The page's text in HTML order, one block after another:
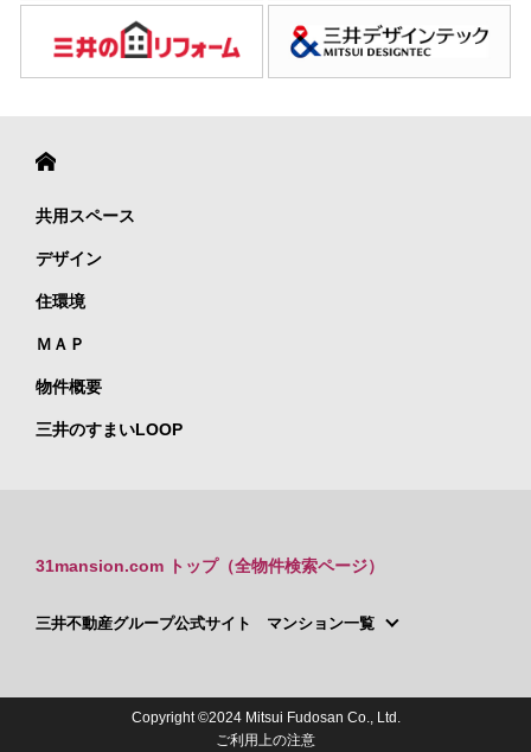
共用スペース
デザイン
住環境
ＭＡＰ
物件概要
三井のすまいLOOP
31mansion.com トップ（全物件検索ページ）
三井不動産グループ公式サイト マンション一覧
Copyright ©2024 Mitsui Fudosan Co., Ltd.
ご利用上の注意